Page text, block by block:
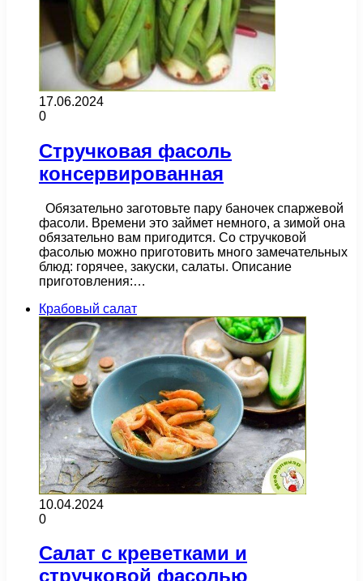
17.06.2024
0
Стручковая фасоль
консервированная
Обязательно заготовьте пару баночек спаржевой
фасоли. Времени это займет немного, а зимой она
обязательно вам пригодится. Со стручковой
фасолью можно приготовить много замечательных
блюд: горячее, закуски, салаты. Описание
приготовления:…
Крабовый салат
10.04.2024
0
Салат с креветками и
стручковой фасолью